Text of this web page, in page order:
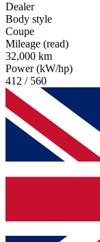
Dealer
Body style
Coupe
Mileage (read)
32,000 km
Power (kW/hp)
412 / 560